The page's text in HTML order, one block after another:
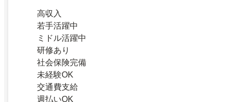
高収入
若手活躍中
ミドル活躍中
研修あり
社会保険完備
未経験OK
交通費支給
週払いOK